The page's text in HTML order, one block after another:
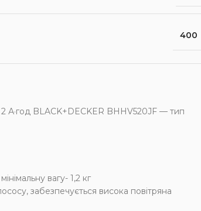
400
А·год BLACK+DECKER BHHV520JF — тип
вагу- 1,2 кг
забезпечується висока повітряна